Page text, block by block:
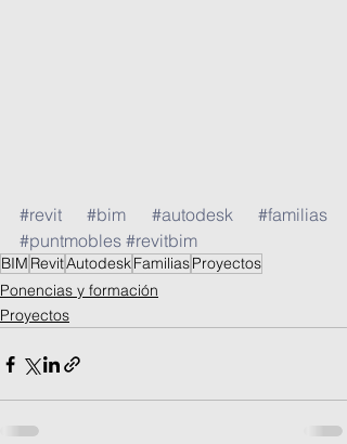
#revit #bim #autodesk
#familias
#puntmobles #revitbim
BIM RevitAutodeskFamiliasProyectos
Ponencias y formación
Proyectos